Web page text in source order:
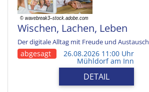
Wischen, Lachen, Leben
Der digitale Alltag mit Freude und Austausch
abgesagt 26.08.2026 11:00 Uhr
Mühldorf am Inn
DETAIL